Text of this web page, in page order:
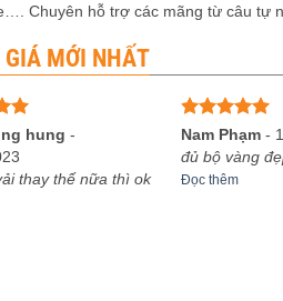
Chuyên hỗ trợ các mãng từ câu tự
MỚI NHẤT
hung -
thay thế nữa thì ok
Được xếp
hạng 55
sao
Nam Phạm -
đủ bộ vàng
Đọc thêm